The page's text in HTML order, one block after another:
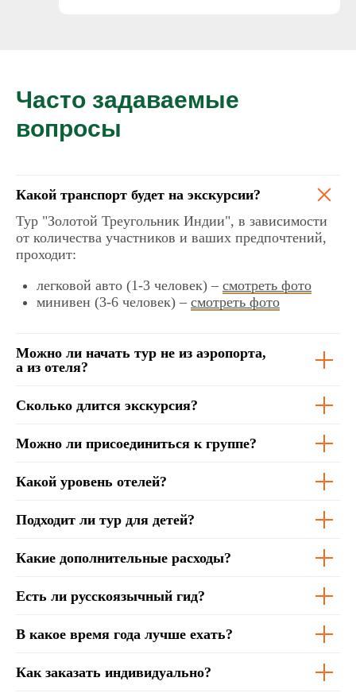
Часто задаваемые
вопросы
Какой транспорт будет на экскурсии?
Тур "Золотой Треугольник Индии", в зависимости
от количества участников и ваших предпочтений,
проходит:
легковой авто (1-3 человек) – смотреть фото
минивен (3-6 человек) – смотреть фото
Можно ли начать тур не из аэропорта,
а из отеля?
Сколько длится экскурсия?
Можно ли присоединиться к группе?
Какой уровень отелей?
Подходит ли тур для детей?
Какие дополнительные расходы?
Есть ли русскоязычный гид?
В какое время года лучше ехать?
Как заказать индивидуально?